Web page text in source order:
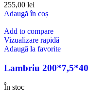
255,00 lei
Adaugă în coș
Add to compare
Vizualizare rapidă
Adaugă la favorite
Lambriu
În stoc